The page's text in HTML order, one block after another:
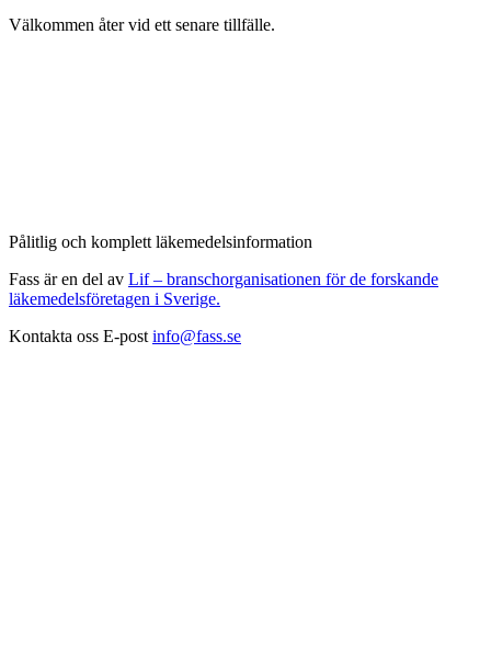
Välkommen åter vid ett senare tillfälle.
Pålitlig och komplett läkemedelsinformation
Fass är en del av Lif – branschorganisationen för de forskande
läkemedelsföretagen i Sverige.
Kontakta oss E-post info@fass.se